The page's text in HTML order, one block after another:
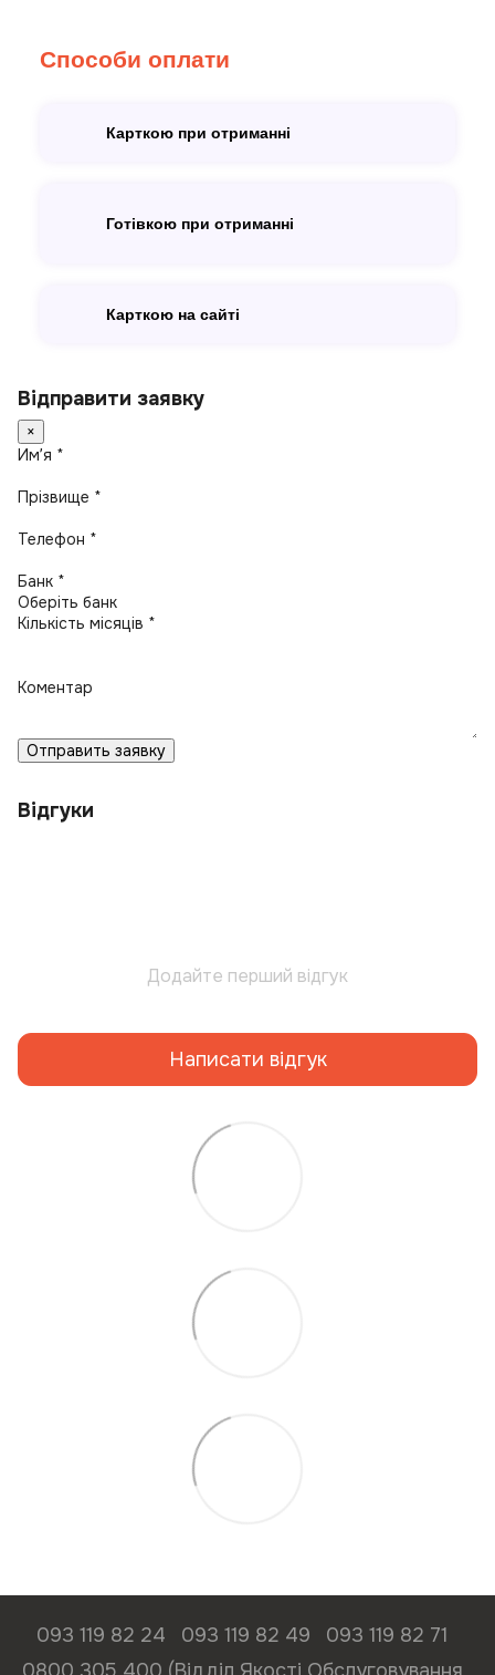
Способи оплати
Карткою при отриманні
Готівкою при отриманні
Карткою на сайті
Відправити заявку
×
Имʼя *
Прізвище *
Телефон *
Банк *
Кількість місяців *
Коментар
Отправить заявку
Відгуки
Додайте перший відгук
Написати відгук
093 119 82 24 093 119 82 49
093 119 82 71